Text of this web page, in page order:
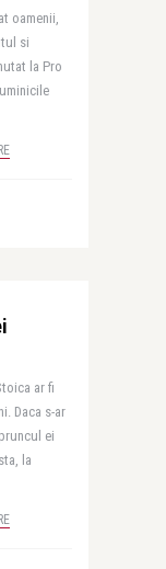
oamenii,
si
la Pro
ar fi
Daca s-ar
ei
la